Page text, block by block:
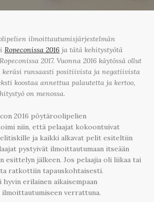
ilmoittautumisjärjestelmän
Ropeconissa 2016 ja tätä kehitystyötä
2017. Vuonna 2016 käytössä ollut
runsaasti positiivista ja negatiivista
koostaa annettua palautetta ja kertoo,
on menossa.
2016 pöytäroolipelien
niin, että pelaajat kokoontuivat
ja kaikki alkavat pelit esiteltiin
pystyivät ilmoittautumaan itseään
esittelyn jälkeen. Jos pelaajia oli liikaa tai
ratkottiin tapauskohtaisesti.
erilainen aikaisempaan
verrattuna.